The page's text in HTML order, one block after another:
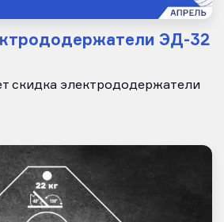
ЭД-32
скидка электрододержатели